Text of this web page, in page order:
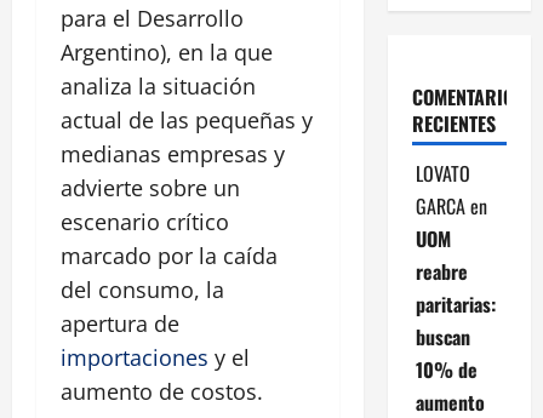
para el Desarrollo
Argentino), en la que
analiza la situación
actual de las pequeñas y
medianas empresas y
advierte sobre un
escenario crítico
marcado por la caída
del consumo, la
apertura de
importaciones y el
aumento de costos.
COMENTARIOS
RECIENTES
LOVATO
GARCAen
UOM
reabre
paritarias:
buscan
10% de
aumento